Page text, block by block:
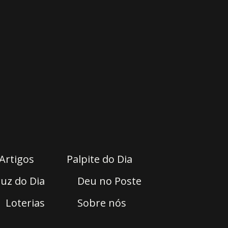
Palpite do Dia
do Dia
Deu no Poste
Loterias
Sobre nós